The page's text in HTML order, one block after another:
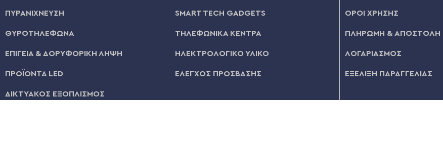
ΠΥΡΑΝΙΧΝΕΥΣΗ
ΘΥΡΟΤΗΛΕΦΩΝΑ
ΕΠΙΓΕΙΑ & ΔΟΡΥΦΟΡΙΚΗ ΛΗΨΗ
ΠΡΟΪΟΝΤΑ LED
ΔΙΚΤΥΑΚΟΣ ΕΞΟΠΛΙΣΜΟΣ
SMART TECH GADGETS
ΤΗΛΕΦΩΝΙΚΑ ΚΕΝΤΡΑ
ΗΛΕΚΤΡΟΛΟΓΙΚΟ ΥΛΙΚΟ
ΕΛΕΓΧΟΣ ΠΡΟΣΒΑΣΗΣ
ΟΡΟΙ ΧΡΗΣΗΣ
ΠΛΗΡΩΜΗ & ΑΠΟΣΤΟΛΗ
ΛΟΓΑΡΙΑΣΜΟΣ
ΕΞΕΛΙΞΗ ΠΑΡΑΓΓΕΛΙΑΣ